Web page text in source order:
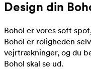
Design din
Bohol er vores soft
Bohol er roligheden
vejrtrækninger, og du
Bohol skal se ud.